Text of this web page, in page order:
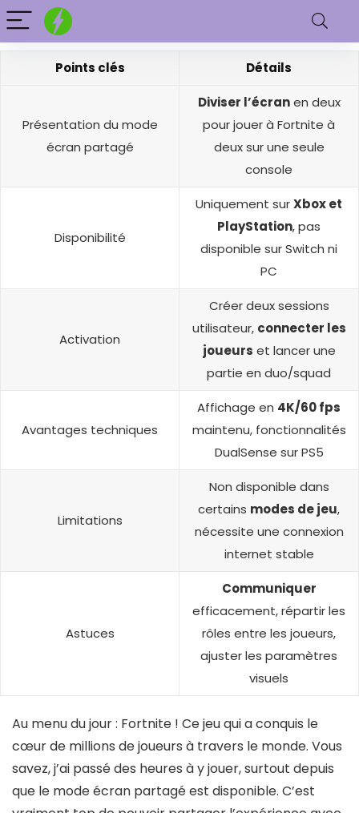
Points clés Détails
Présentation du mode
écran partagé
Diviser l’écranen deux
pour jouer à Fortnite à
deux sur une seule
console
Disponibilité
Uniquement surXbox et
PlayStation, pas
disponible sur Switch ni
PC
Activation
Créer deux sessions
utilisateur, connecter les
joueurs et lancer une
partie en duo/squad
Avantages techniques
Affichage en 4K/60 fps
maintenu, fonctionnalités
DualSense sur PS5
Limitations
Non disponible dans
certains modes de jeu,
nécessite une connexion
internet stable
Astuces
Communiquer
efficacement, répartir les
rôles entre les joueurs,
ajuster les paramètres
visuels
Au menu du jour : Fortnite ! Ce jeu qui a conquis le
cœur de millions de joueurs à travers le monde. Vous
savez, j’ai passé des heures à y jouer, surtout depuis
que le mode écran partagé est disponible. C’est